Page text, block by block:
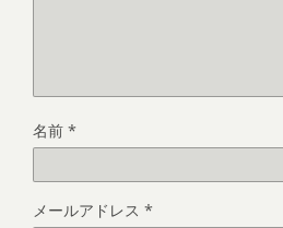
名前 *
メールアドレス *